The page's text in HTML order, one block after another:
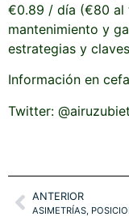
€0.89 / día (€80 al
mantenimiento y
estrategias y
Información en
Twitter:
ANTERIOR